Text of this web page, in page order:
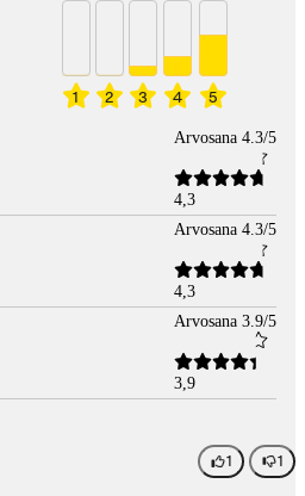
1 2 3 4 5
Arvosana 4.3/5
4,3
Arvosana 4.3/5
4,3
Arvosana 3.9/5
3,9
1 1